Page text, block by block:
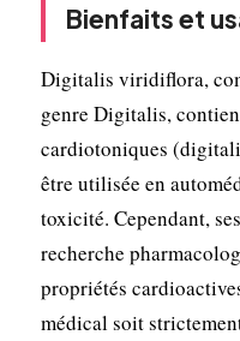
Bienfaits et
Digitalis viridiflora,
genre Digitalis,
cardiotoniques
être utilisée en
toxicité. Cependant,
recherche
propriétés
médical soit